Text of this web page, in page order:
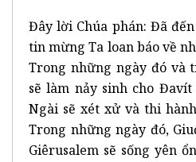
Đây lời Chúa phán: Đã
tin mừng Ta loan báo về
Trong những ngày đó và
sẽ làm nảy sinh cho
Ngài sẽ xét xử và thi
Trong những ngày đó,
Giêrusalem sẽ sống yên